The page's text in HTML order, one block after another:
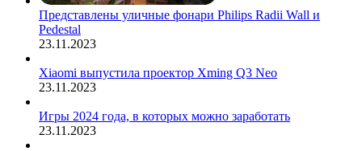
Представлены уличные фонари Philips Radii Wall и
Pedestal
23.11.2023
Xiaomi выпустила проектор Xming Q3 Neo
23.11.2023
Игры 2024 года, в которых можно заработать
23.11.2023